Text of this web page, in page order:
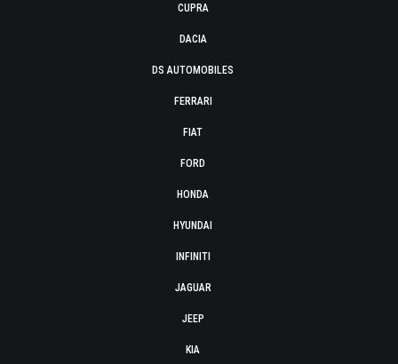
CUPRA
DACIA
DS AUTOMOBILES
FERRARI
FIAT
FORD
HONDA
HYUNDAI
INFINITI
JAGUAR
JEEP
KIA